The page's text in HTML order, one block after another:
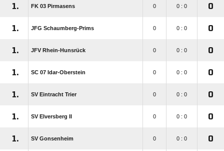
1. FK 03 Pirmasens 0 0 : 0 0
1. JFG Schaumberg-Prims 0 0 : 0 0
1. JFV Rhein-Hunsrück 0 0 : 0 0
1. SC 07 Idar-Oberstein 0 0 : 0 0
1. SV Eintracht Trier 0 0 : 0 0
1. SV Elversberg II 0 0 : 0 0
1. SV Gonsenheim 0 0 : 0 0